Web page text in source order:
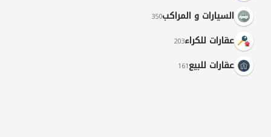
السيارات و المراكب350
عقارات للكراء203
عقارات للبيع161